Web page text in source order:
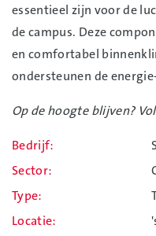
essentieel zijn voor de
de campus. Deze
en comfortabel
ondersteunen de
Op de hoogte blijven?
Bedrijf
Sector
Type
Locatie